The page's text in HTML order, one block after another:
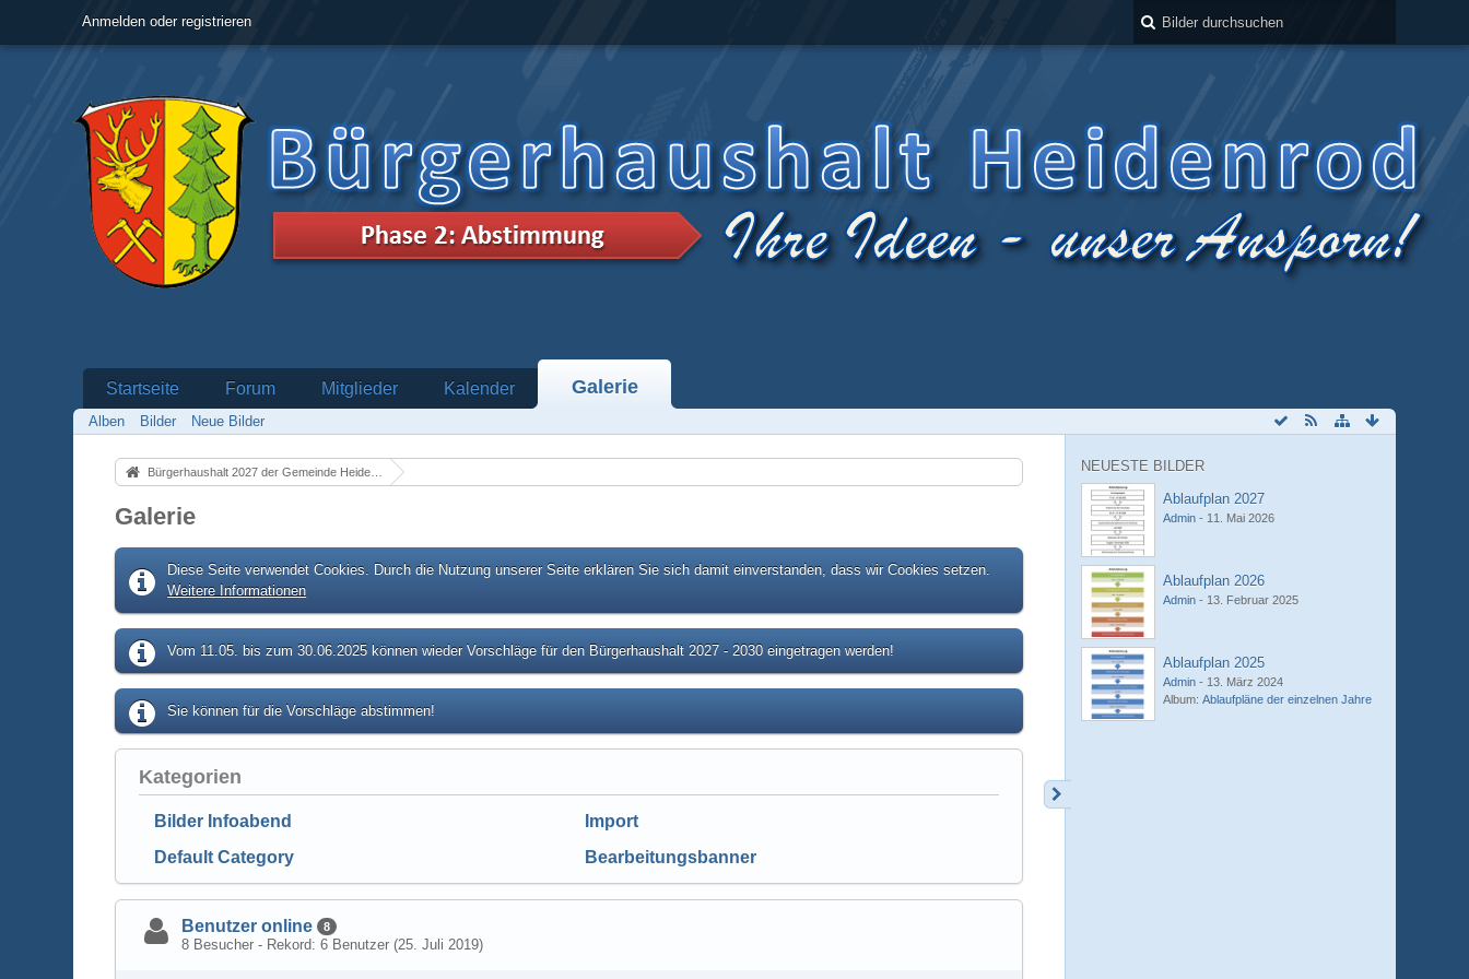
Anmelden oder registrieren
Startseite Forum Mitglieder Kalender Galerie
Alben Bilder Neue Bilder
Bürgerhaushalt 2027 der Gemeinde Heidenrod
Galerie
Diese Seite verwendet Cookies. Durch die Nutzung unserer Seite erklären Sie sich damit einverstanden, dass wir Cookies setzen.
Weitere Informationen
Vom 11.05. bis zum 30.06.2025 können wieder Vorschläge für den Bürgerhaushalt 2027 - 2030 eingetragen werden!
Sie können für die Vorschläge abstimmen!
Kategorien
Bilder Infoabend
Import
Default Category
Bearbeitungsbanner
Benutzer online 8
8 Besucher - Rekord: 6 Benutzer (25. Juli 2019)
NEUESTE BILDER
Ablaufplan 2027
Admin - 11. Mai 2026
Ablaufplan 2026
Admin - 13. Februar 2025
Ablaufplan 2025
Admin - 13. März 2024
Album:Ablaufpläne der einzelnen Jahre